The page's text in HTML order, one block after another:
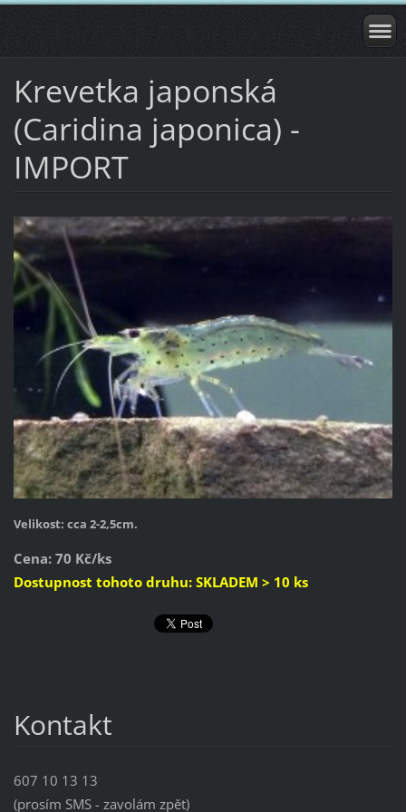
Krevetka japonská
(Caridina japonica) -
IMPORT
Velikost: cca 2-2,5cm.
Cena: 70 Kč/ks
Dostupnost tohoto druhu: SKLADEM > 10 ks
Kontakt
607 10 13 13
(prosím SMS - zavolám zpět)